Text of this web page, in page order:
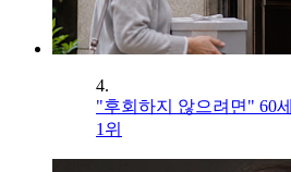
4.
"후회하지 않으려면" 60
1위